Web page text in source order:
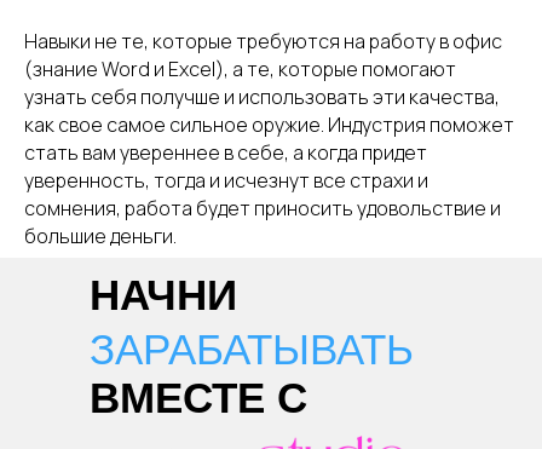
Навыки не те, которые требуются на работу в офис
(знание Word и Excel), а те, которые помогают
узнать себя получше и использовать эти качества,
как свое самое сильное оружие. Индустрия поможет
стать вам увереннее в себе, а когда придет
уверенность, тогда и исчезнут все страхи и
сомнения, работа будет приносить удовольствие и
большие деньги.
ВМЕСТЕ С
ЗАРАБАТЫВАТЬ
НАЧНИ